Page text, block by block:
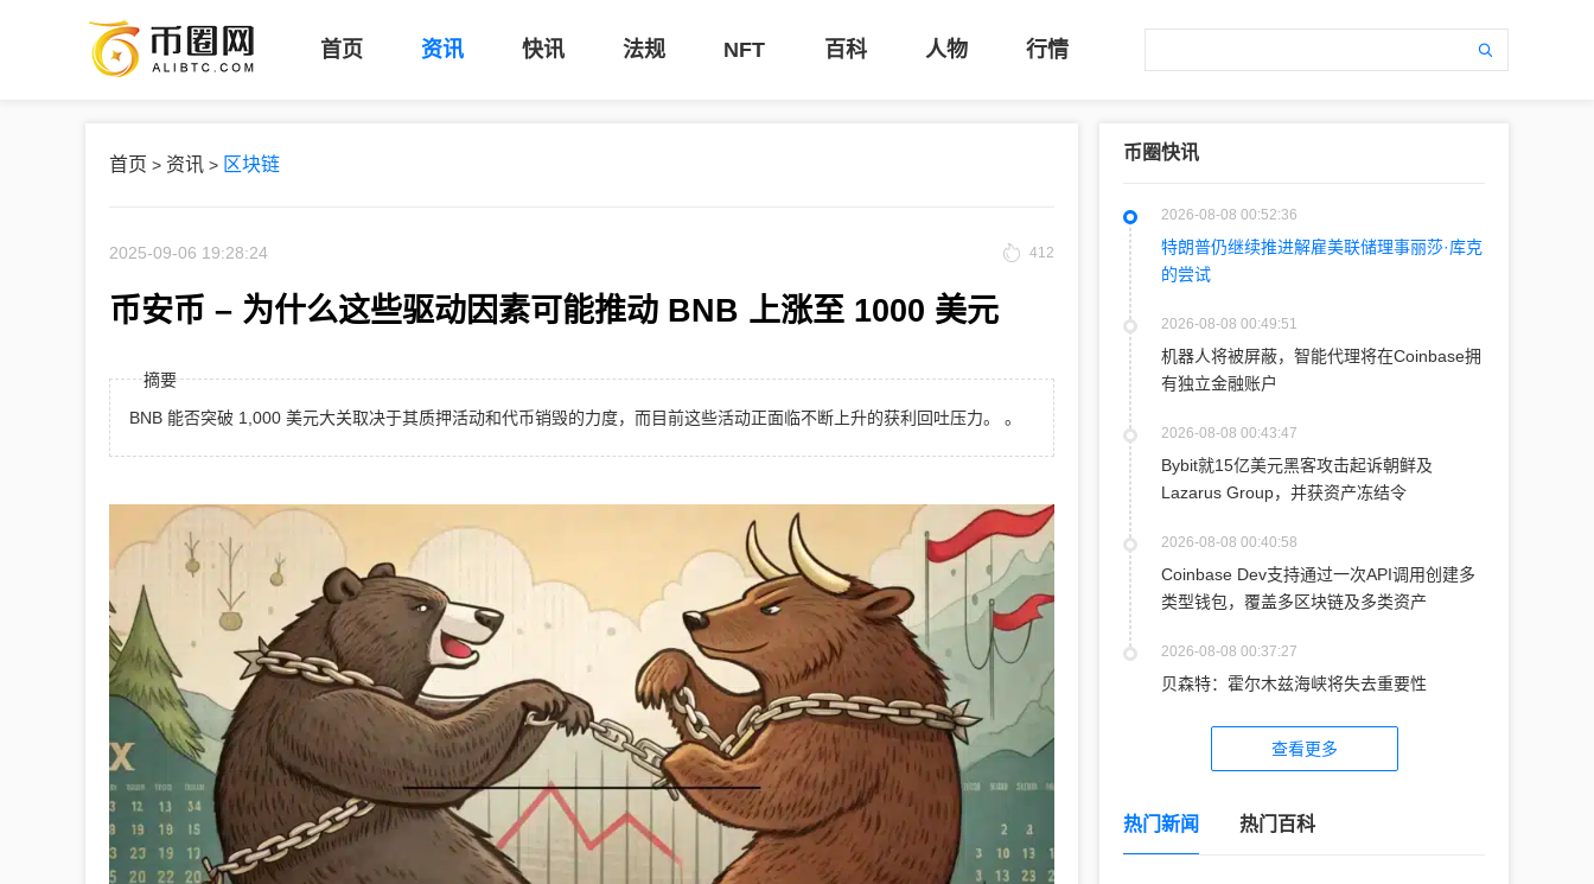
首页 资讯 快讯 法规 NFT 百科 人物 行情
首页 > 资讯 > 区块链
2025-09-06 19:28:24 412
币安币 – 为什么这些驱动因素可能推动 BNB 上涨至 1000 美元
摘要
BNB 能否突破 1,000 美元大关取决于其质押活动和代币销毁的力度，而目前这些活动正面临不断上升的获利回吐压力。 。
币圈快讯
2026-08-08 00:52:36
特朗普仍继续推进解雇美联储理事丽莎·库克
的尝试
2026-08-08 00:49:51
机器人将被屏蔽，智能代理将在Coinbase拥
有独立金融账户
2026-08-08 00:43:47
Bybit就15亿美元黑客攻击起诉朝鲜及
Lazarus Group，并获资产冻结令
2026-08-08 00:40:58
Coinbase Dev支持通过一次API调用创建多
类型钱包，覆盖多区块链及多类资产
2026-08-08 00:37:27
贝森特：霍尔木兹海峡将失去重要性
查看更多
热门新闻 热门百科